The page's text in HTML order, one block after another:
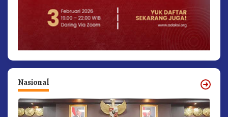
Nasional